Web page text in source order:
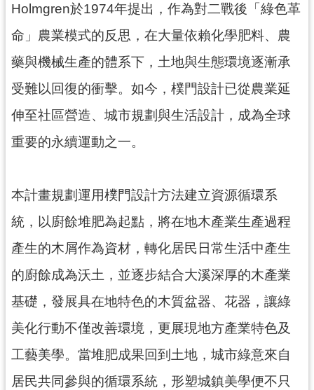
創
商
品
回
首
頁
網
政
信
箱
桃
園
市
政
n
Holmgren於1974年提出，作為對二戰後「綠色革
命」農業模式的反思，在大量依賴化學肥料、農
藥與機械生產的體系下，土地與生態環境逐漸承
受難以回復的衝擊。如今，樸門設計已從農業延
伸至社區營造、城市規劃與生活設計，成為全球
重要的永續運動之一。
本計畫規劃運用樸門設計方法建立資源循環系
統，以廚餘堆肥為起點，將在地木產業生產過程
產生的木屑作為資材，轉化居民日常生活中產生
的廚餘成為沃土，並逐步結合大溪深厚的木產業
基礎，發展具在地特色的木質盆器、花器，讓綠
美化行動不僅改善環境，更展現地方產業特色及
工藝美學。當堆肥成果回到土地，城市綠意來自
居民共同參與的循環系統，形塑城鎮美學便不只